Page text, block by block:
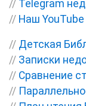
// Telegram
// Наш YouTube
// Детская
// Записки
// Сравнение
//